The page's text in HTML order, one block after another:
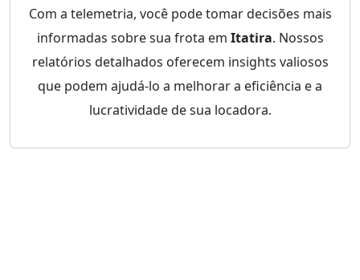
Com a telemetria, você pode tomar decisões mais
informadas sobre sua frota em Itatira. Nossos
relatórios detalhados oferecem insights valiosos
que podem ajudá-lo a melhorar a eficiência e a
lucratividade de sua locadora.